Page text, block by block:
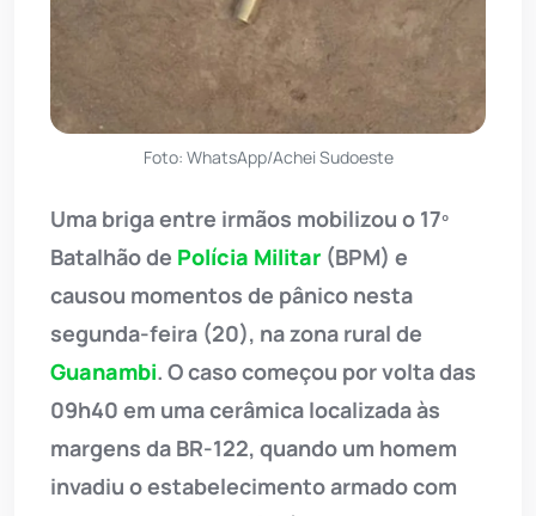
Foto: WhatsApp/Achei Sudoeste
Uma briga entre irmãos mobilizou o 17º
Batalhão de Polícia Militar (BPM) e
causou momentos de pânico nesta
segunda-feira (20), na zona rural de
Guanambi. O caso começou por volta das
09h40 em uma cerâmica localizada às
margens da BR-122, quando um homem
invadiu o estabelecimento armado com